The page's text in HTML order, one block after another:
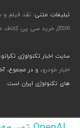
تبلیغات متنی: نقد فیلم و
EDR)
,خرید سی پی کالاف
سایت اخبار تکنولوژی
اخبار خودرو، و در مجموع،
های تکنولوژی ایران است.
طراحی رابط کاربری و